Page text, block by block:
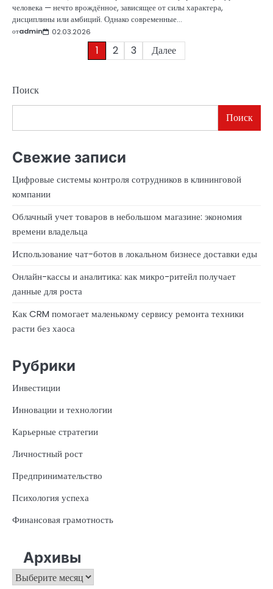
человека — нечто врождённое, зависящее от силы характера,
дисциплины или амбиций. Однако современные…
отadmin 02.03.2026
1 2 3 Далее
Поиск
Поиск
Свежие записи
Цифровые системы контроля сотрудников в клининговой
компании
Облачный учет товаров в небольшом магазине: экономия
времени владельца
Использование чат-ботов в локальном бизнесе доставки еды
Онлайн-кассы и аналитика: как микро-ритейл получает
данные для роста
Как CRM помогает маленькому сервису ремонта техники
расти без хаоса
Рубрики
Инвестиции
Инновации и технологии
Карьерные стратегии
Личностный рост
Предпринимательство
Психология успеха
Финансовая грамотность
Архивы
Архивы